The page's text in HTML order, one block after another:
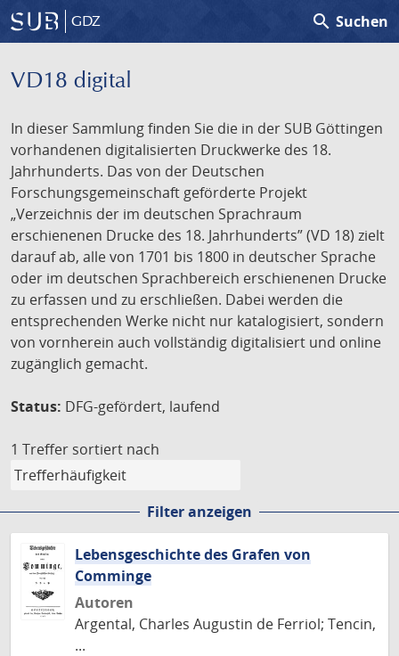
GDZ search Suchen
VD18 digital
In dieser Sammlung finden Sie die in der SUB Göttingen
vorhandenen digitalisierten Druckwerke des 18.
Jahrhunderts. Das von der Deutschen
Forschungsgemeinschaft geförderte Projekt
„Verzeichnis der im deutschen Sprachraum
erschienenen Drucke des 18. Jahrhunderts” (VD 18) zielt
darauf ab, alle von 1701 bis 1800 in deutscher Sprache
oder im deutschen Sprachbereich erschienenen Drucke
zu erfassen und zu erschließen. Dabei werden die
entsprechenden Werke nicht nur katalogisiert, sondern
von vornherein auch vollständig digitalisiert und online
zugänglich gemacht.
Status: DFG-gefördert, laufend
1 Treffer sortiert nach
Filter anzeigen
Lebensgeschichte des Grafen von
Comminge
Autoren
Argental, Charles Augustin de Ferriol; Tencin,
...